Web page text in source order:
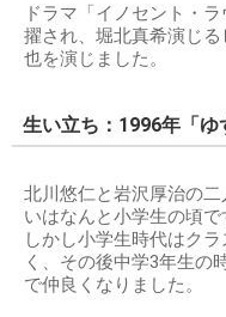
ドラマ「イノセント・
擢され、堀北真希演じ
也を演じました。
生い立ち：1996年「ゆ
北川悠仁と岩沢厚治の
いはなんと小学生の頃で
しかし小学生時代はク
く、その後中学3年生の
で仲良くなりました。